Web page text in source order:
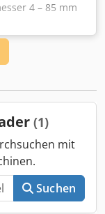
4 – 85 mm
(1)
mit
Suchen